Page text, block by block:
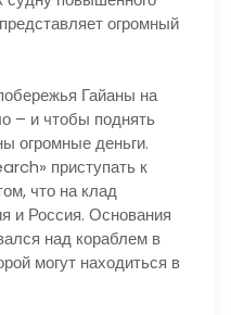
огромный
Гайаны на
– и чтобы поднять
огромные деньги.
приступать к
что на клад
и Россия. Основания
над кораблем в
могут находиться в